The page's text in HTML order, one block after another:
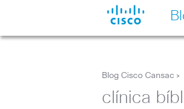
Blog Cisco Cansac >
clínica